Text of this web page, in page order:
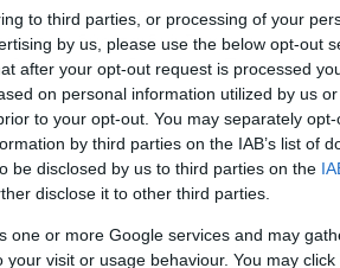
to third parties, or processing of your
by us, please use the below opt-out
after your opt-out request is processed
on personal information utilized by us
to your opt-out. You may separately
by third parties on the IAB’s list of
be disclosed by us to third parties on the
disclose it to other third parties.
one or more Google services and may
visit or usage behaviour. You may
γεννηθεί στη Γιάλοβα, ήταν
δύο παιδιά. Σοκ έχει
θανάτου του δικηγόρου Παναγιώτη
είχε γεννηθεί στη
αποκτήσει δύο παιδιά. Ο θάνατος
του Σαββάτου στην Αθήνα,
Γιαννόπουλος ήταν […]